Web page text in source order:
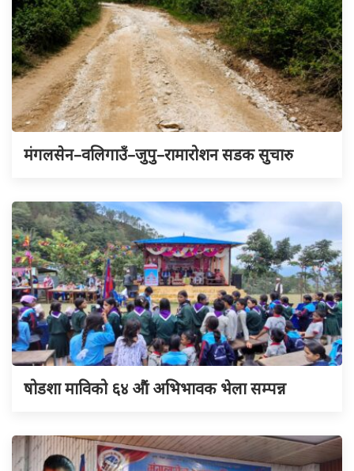
मंगलसेन–वलिगाउँ–जुपु–रामारोशन सडक सुचारु
षोडशा माविको ६४ औं अभिभावक भेला सम्पन्न